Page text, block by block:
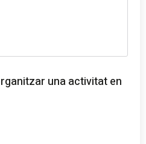
una activitat en